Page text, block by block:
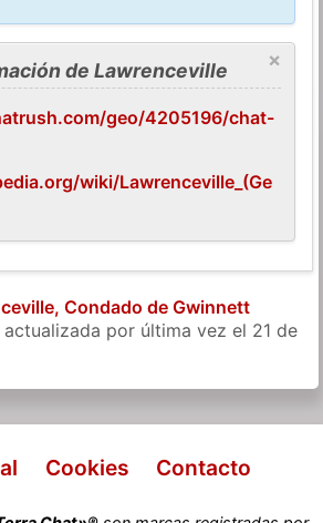
×
de Lawrenceville
geo/4205196/chat-
wiki/Lawrenceville_(Ge
Condado de Gwinnett
por última vez el 21 de
Cookies Contacto